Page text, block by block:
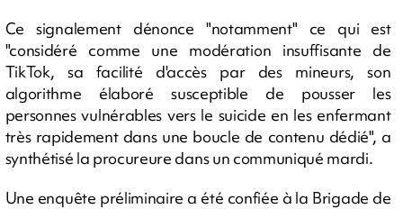
Ce signalement dénonce "notamment" ce qui est
"considéré comme une modération insuffisante de
TikTok, sa facilité d'accès par des mineurs, son
algorithme élaboré susceptible de pousser les
personnes vulnérables vers le suicide en les enfermant
très rapidement dans une boucle de contenu dédié", a
synthétisé la procureure dans un communiqué mardi.
Une enquête préliminaire a été confiée à la Brigade de